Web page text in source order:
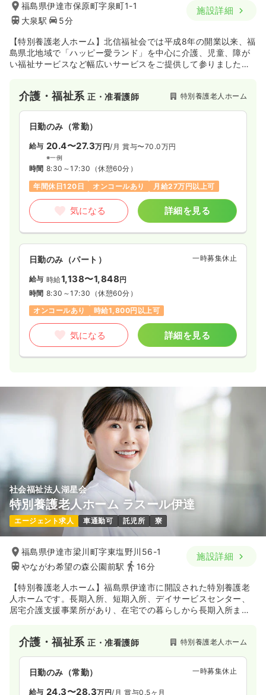
福島県伊達市保原町字泉町1-1
大泉駅
5分
施設詳細
【特別養護老人ホーム】北信福祉会では平成8年の開業以来、福
島県北地域で「ハッピー愛ランド」を中心に介護、児童、障が
い福祉サービスなど幅広いサービスをご提供して参りました。
介護・福祉系正・准看護師 特別養護老人ホーム
日勤のみ（常勤）
給与 20.4〜27.3万円/月 賞与〜70.0万円
※一例
時間 8:30～17:30 （休憩60分）
年間休日120日
オンコールあり 月給27万円以上可
気になる 詳細を見る
日勤のみ（パート） 一時募集休止
給与 時給1,138〜1,848円
時間 8:30～17:30 （休憩60分）
オンコールあり
時給1,800円以上可
気になる 詳細を見る
社会福祉法人湖星会
特別養護老人ホーム ラスール伊達
エージェント求人 車通勤可 託児所 寮
福島県伊達市梁川町字東塩野川56-1
やながわ希望の森公園前駅
16分
施設詳細
【特別養護老人ホーム】福島県伊達市に開設された特別養護老
人ホームです。長期入所、短期入所、デイサービスセンター、
居宅介護支援事業所があり、在宅での暮らしから長期入所ま
和室や、バーのような雰囲気の中、仲間とくつろぐことができ
るラウンジスペースがあります。東日本大震災の経験を生か
し、特に災害対策とエコ対策に尽力し、地域の皆様に安全・安
心していただける施設づくりを目指しています。社会福祉法人
湖星会は、北海道・宮城県・福島県・神奈川県・静岡県で介護
介護・福祉系正・准看護師 特別養護老人ホーム
日勤のみ（常勤） 一時募集休止
給与 24.3〜28.3万円/月 賞与0.5ヶ月